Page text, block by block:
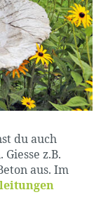
du auch
z.B.
aus. Im